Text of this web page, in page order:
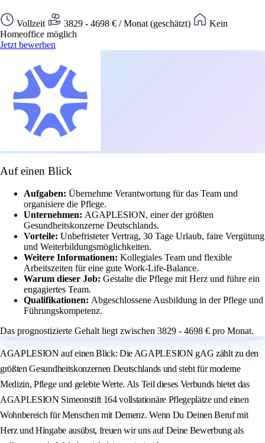
Vollzeit 3829 - 4698 € / Monat (geschätzt)
Kein
Homeoffice möglich
Jetzt bewerben
Auf einen Blick
Aufgaben: Übernehme Verantwortung für das Team und
organisiere die Pflege.
Unternehmen: AGAPLESION, einer der größten
Gesundheitskonzerne Deutschlands.
Vorteile: Unbefristeter Vertrag, 30 Tage Urlaub, faire Vergütung
und Weiterbildungsmöglichkeiten.
Weitere Informationen: Kollegiales Team und flexible
Arbeitszeiten für eine gute Work-Life-Balance.
Warum dieser Job: Gestalte die Pflege mit Herz und führe ein
engagiertes Team.
Qualifikationen: Abgeschlossene Ausbildung in der Pflege und
Führungskompetenz.
Das prognostizierte Gehalt liegt zwischen 3829 - 4698 € pro Monat.
AGAPLESION auf einen Blick: Die AGAPLESION gAG zählt zu den
größten Gesundheitskonzernen Deutschlands und steht für moderne
Medizin, Pflege und gelebte Werte. Als Teil dieses Verbunds bietet das
AGAPLESION Simeonstift 164 vollstationäre Pflegeplätze und einen
Wohnbereich für Menschen mit Demenz. Wenn Du Deinen Beruf mit
Herz und Hingabe ausübst, freuen wir uns auf Deine Bewerbung als